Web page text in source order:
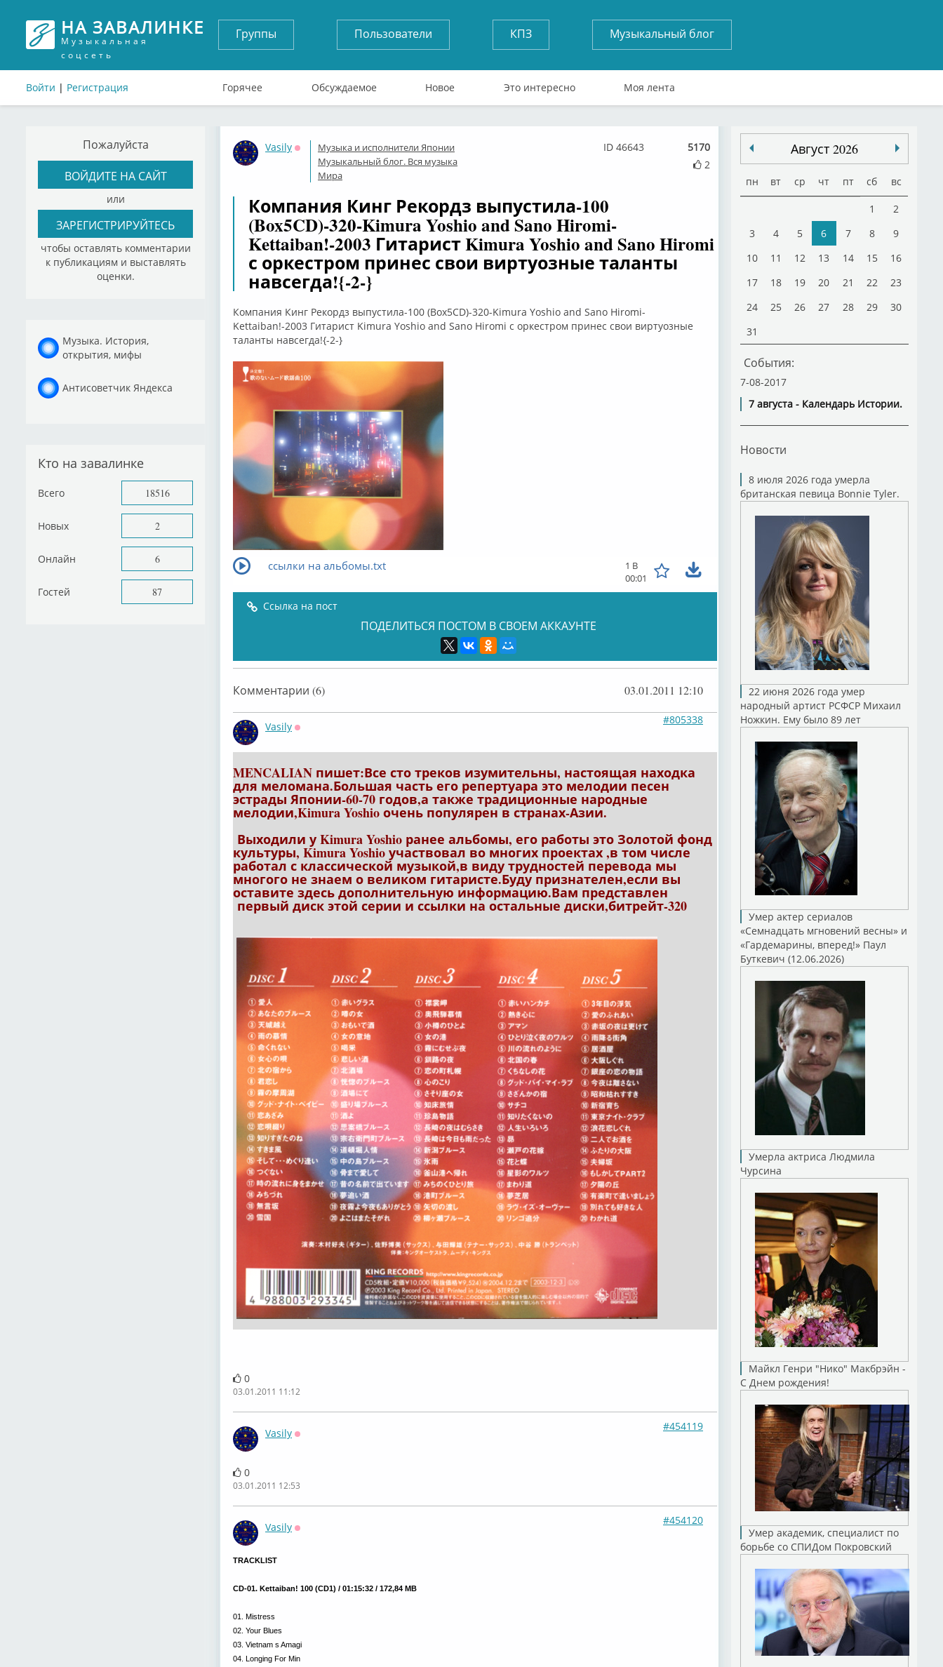
НА ЗАВАЛИНКЕ
Музыкальная
соцсеть
Войти | Регистрация
Группы Пользователи КПЗ Музыкальный блог
Горячее Обсуждаемое Новое Это интересно Моя лента
Пожалуйста
ВОЙДИТЕ НА САЙТ
или
ЗАРЕГИСТРИРУЙТЕСЬ
чтобы оставлять комментарии
к публикациям и выставлять
оценки.
Музыка. История,
открытия, мифы
Антисоветчик Яндекса
Кто на завалинке
Всего 18516
Новых 2
Онлайн 6
Гостей 87
Vasily
Оффлайн
Музыка и исполнители Японии
Музыкальный блог. Вся музыка
Мира
5170
2
ID 46643
Компания Кинг Рекордз выпустила-100
(Box5CD)-320-Kimura Yoshio and Sano Hiromi-
Kettaiban!-2003 Гитарист Kimura Yoshio and Sano Hiromi
с оркестром принес свои виртуозные таланты
навсегда!{-2-}
Компания Кинг Рекордз выпустила-100 (Box5CD)-320-Kimura Yoshio and Sano Hiromi-
Kettaiban!-2003 Гитарист Kimura Yoshio and Sano Hiromi с оркестром принес свои виртуозные
таланты навсегда!{-2-}
ссылки на альбомы.txt
1 B
00:01
Ссылка на пост
ПОДЕЛИТЬСЯ ПОСТОМ В СВОЕМ АККАУНТЕ
Комментарии (6) 03.01.2011 12:10
Vasily
#805338
MENCALIAN пишет:Все сто треков изумительны, настоящая находка
для меломана.Большая часть его репертуара это мелодии песен
эстрады Японии-60-70 годов,а также традиционные народные
мелодии,Kimura Yoshio очень популярен в странах-Азии.
Выходили у Kimura Yoshio ранее альбомы, его работы это Золотой фонд
культуры, Kimura Yoshio участвовал во многих проектах ,в том числе
работал с классической музыкой,в виду трудностей перевода мы
многого не знаем о великом гитаристе.Буду признателен,если вы
оставите здесь дополнительную информацию.Вам представлен
первый диск этой серии и ссылки на остальные диски,битрейт-320
0
03.01.2011 11:12
Vasily
#454119
0
03.01.2011 12:53
Vasily
#454120
TRACKLIST
CD-01. Kettaiban! 100 (CD1) / 01:15:32 / 172,84 MB
01. Mistress
02. Your Blues
03. Vietnam s Amagi
04. Longing For Min
Август 2026
пн вт ср чт пт сб вс
1
2
3
4 5 6 7 8
9
10
11 12 13 14 15
16
17
18 19 20 21 22
23
24
25 26 27 28 29
30
31
События:
7-08-2017
7 августа - Календарь Истории.
Новости
8 июля 2026 года умерла
британская певица Bonnie Tyler.
22 июня 2026 года умер
народный артист РСФСР Михаил
Ножкин. Ему было 89 лет
Умер актер сериалов
«Семнадцать мгновений весны» и
«Гардемарины, вперед!» Паул
Буткевич (12.06.2026)
Умерла актриса Людмила
Чурсина
Майкл Генри "Нико" Макбрэйн -
С Днем рождения!
Умер академик, специалист по
борьбе со СПИДом Покровский